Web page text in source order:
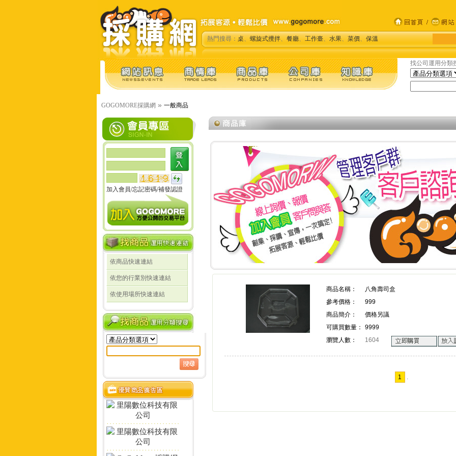
熱門搜尋：桌、螺旋式攪拌、餐廳、工作臺、水果、菜價、保溫
找公司運用分類
GOGOMORE採購網 » 一般商品
加入會員/忘記密碼/補發認證
依商品快速連結
依您的行業別快速連結
依使用場所快速連結
線上詢價 創業 採購 宣傳 一次搞
線上詢價 創業 採購 宣傳 一次搞定!
商品名稱：
八角壽司盒
參考價格：
999
商品簡介：
價格另議
可購買數量：
9999
瀏覽人數：
1604
1 .